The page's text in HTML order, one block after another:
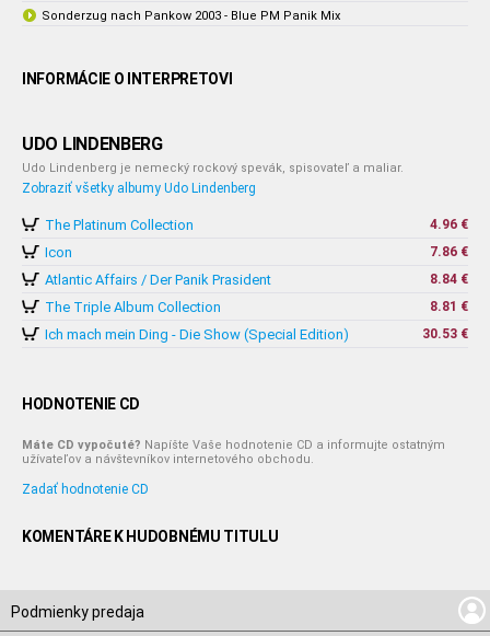
Sonderzug nach Pankow 2003 - Blue PM Panik Mix
INFORMÁCIE O INTERPRETOVI
UDO LINDENBERG
Udo Lindenberg je nemecký rockový spevák, spisovateľ a maliar.
Zobraziť všetky albumy Udo Lindenberg
The Platinum Collection 4.96 €
Icon 7.86 €
Atlantic Affairs / Der Panik Prasident 8.84 €
The Triple Album Collection 8.81 €
Ich mach mein Ding - Die Show (Special Edition) 30.53 €
HODNOTENIE CD
Máte CD vypočuté? Napíšte Vaše hodnotenie CD a informujte ostatným
užívateľov a návštevníkov internetového obchodu.
Zadať hodnotenie CD
KOMENTÁRE K HUDOBNÉMU TITULU
Podmienky predaja